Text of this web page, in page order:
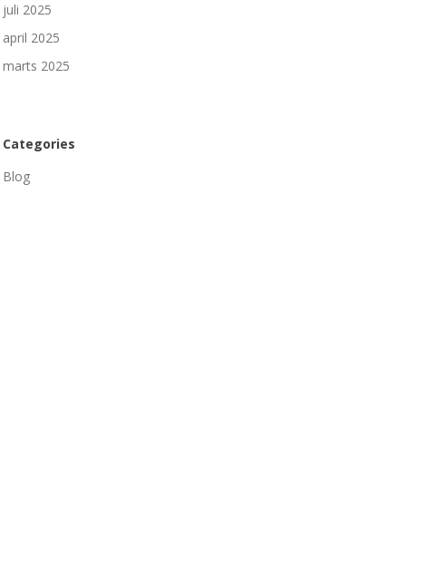
juli 2025
april 2025
marts 2025
Categories
Blog